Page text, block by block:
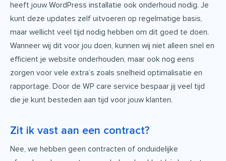
heeft jouw WordPress installatie ook onderhoud nodig. Je
kunt deze updates zelf uitvoeren op regelmatige basis,
maar wellicht veel tijd nodig hebben om dit goed te doen.
Wanneer wij dit voor jou doen, kunnen wij niet alleen snel en
efficient je website onderhouden, maar ook nog eens
zorgen voor vele extra’s zoals snelheid optimalisatie en
rapportage. Door de WP care service bespaar jij veel tijd
die je kunt besteden aan tijd voor jouw klanten.
Zit ik vast aan een contract?
Nee, we hebben geen contracten of onduidelijke